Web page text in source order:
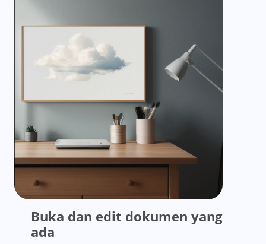
Buka dan edit dokumen yang
ada